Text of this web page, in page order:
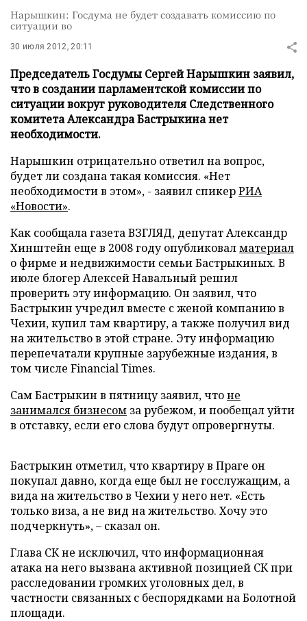
Нарышкин: Госдума не будет создавать комиссию по
ситуации во
30 июля 2012, 20:11
Председатель Госдумы Сергей Нарышкин заявил,
что в создании парламентской комиссии по
ситуации вокруг руководителя Следственного
комитета Александра Бастрыкина нет
необходимости.
Нарышкин отрицательно ответил на вопрос,
будет ли создана такая комиссия. «Нет
необходимости в этом», - заявил спикерРИА
«Новости».
Как сообщала газета ВЗГЛЯД, депутат Александр
Хинштейн еще в 2008 году опубликовалматериал
о фирме и недвижимости семьи Бастрыкиных. В
июле блогер Алексей Навальный решил
проверить эту информацию. Он заявил, что
Бастрыкин учредил вместе с женой компанию в
Чехии, купил там квартиру, а также получил вид
на жительство в этой стране. Эту информацию
перепечатали крупные зарубежные издания, в
том числе Financial Times.
Сам Бастрыкин в пятницу заявил, чтоне
занимался бизнесом за рубежом, и пообещал уйти
в отставку, если его слова будут опровергнуты.
Бастрыкин отметил, что квартиру в Праге он
покупал давно, когда еще был не госслужащим, а
вида на жительство в Чехии у него нет. «Есть
только виза, а не вид на жительство. Хочу это
подчеркнуть», – сказал он.
Глава СК не исключил, что информационная
атака на него вызвана активной позицией СК при
расследовании громких уголовных дел, в
частности связанных с беспорядками на Болотной
площади.